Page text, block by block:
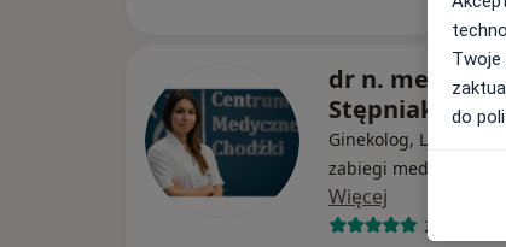
dr n. med.
Stępniak
Ginekolog, Lekarz
zabiegi medycyny
Więcej
284 opinie
Twoje
do